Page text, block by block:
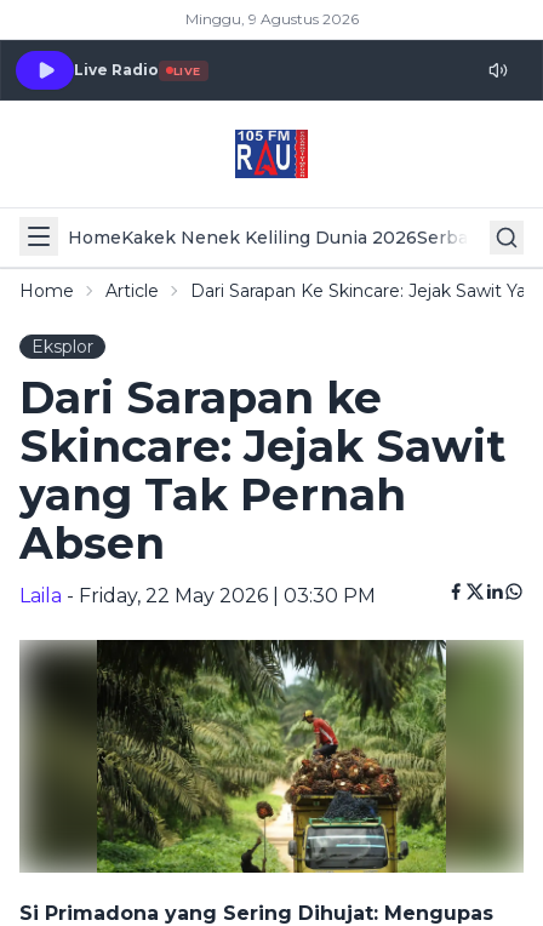
Minggu, 9 Agustus 2026
Live Radio LIVE
HomeKakek Nenek Keliling Dunia 2026Serba Serbi
Home Article Dari Sarapan Ke Skincare: Jejak Sawit
Eksplor
Dari Sarapan ke
Skincare: Jejak Sawit
yang Tak Pernah
Absen
Laila - Friday, 22 May 2026 | 03:30 PM
Si Primadona yang Sering Dihujat: Mengupas